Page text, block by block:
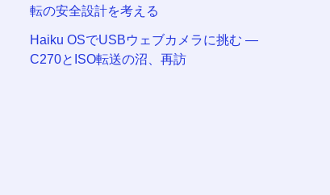
転の安全設計を考える
Haiku OSでUSBウェブカメラに挑む —
C270とISO転送の沼、再訪